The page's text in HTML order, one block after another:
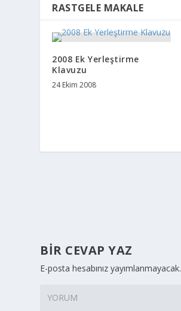
RASTGELE MAKALE
2008 Ek Yerleştirme
Klavuzu
24 Ekim 2008
BIR CEVAP YAZ
E-posta hesabınız yayımlanmayacak.